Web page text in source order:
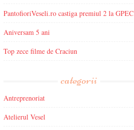
PantofioriVeseli.ro castiga premiul 2 la GPEC
Aniversam 5 ani
Top zece filme de Craciun
categorii
Antreprenoriat
Atelierul Vesel